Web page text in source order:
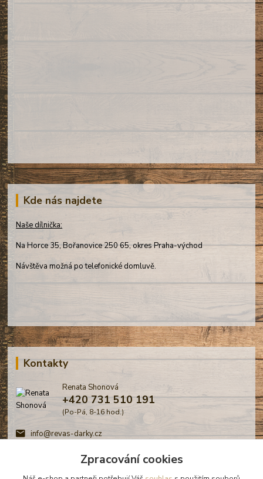
Kde nás najdete
Naše dílnička:
Na Horce 35, Bořanovice 250 65, okres Praha-východ
Návštěva možná po telefonické domluvě.
Kontakty
Renata Shonová
+420 731 510 191
(Po-Pá, 8-16 hod.)
info@revas-darky.cz
Zpracování cookies